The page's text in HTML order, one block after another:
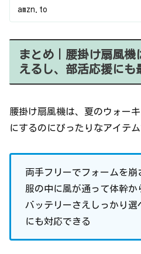
amzn.to
まとめ｜腰掛け扇風機
えるし、部活応援にも
腰掛け扇風機は、夏のウォー
にするのにぴったりなアイテム
両手フリーでフォームを崩
服の中に風が通って体幹か
バッテリーさえしっかり
にも対応できる